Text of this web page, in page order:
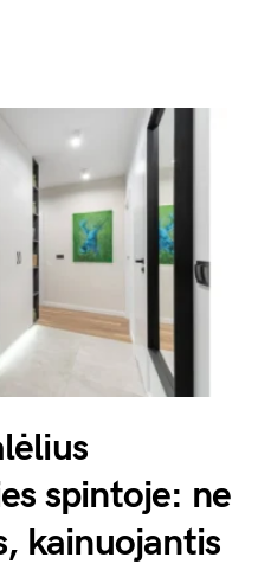
spintoje: ne
kainuojantis